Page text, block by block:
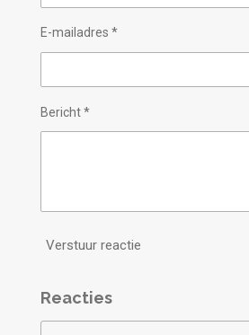
E-mailadres *
Bericht *
Verstuur reactie
Reacties